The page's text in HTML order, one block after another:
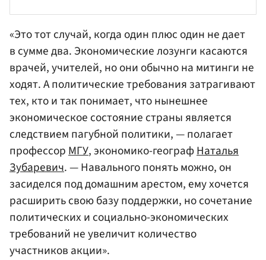
«Это тот случай, когда один плюс один не дает
в сумме два. Экономические лозунги касаются
врачей, учителей, но они обычно на митинги не
ходят. А политические требования затрагивают
тех, кто и так понимает, что нынешнее
экономическое состояние страны является
следствием пагубной политики, — полагает
профессорМГУ, экономико-географНаталья
Зубаревич. — Навального понять можно, он
засиделся под домашним арестом, ему хочется
расширить свою базу поддержки, но сочетание
политических и социально-экономических
требований не увеличит количество
участников акции».